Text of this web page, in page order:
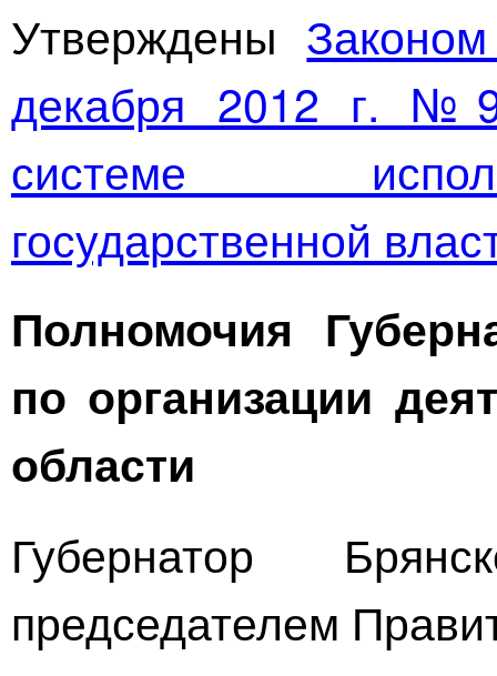
Утверждены
декабря 2012 г.
системе
государственной
Полномочия
по организации
области
Губернатор
председателем